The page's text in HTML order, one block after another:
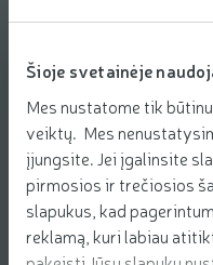
Šioje svetainėje
Mes nustatome tik
veiktų. Mes
įjungsite. Jei įgalinsite
pirmosios ir trečiosios
slapukus, kad
reklamą, kuri labiau